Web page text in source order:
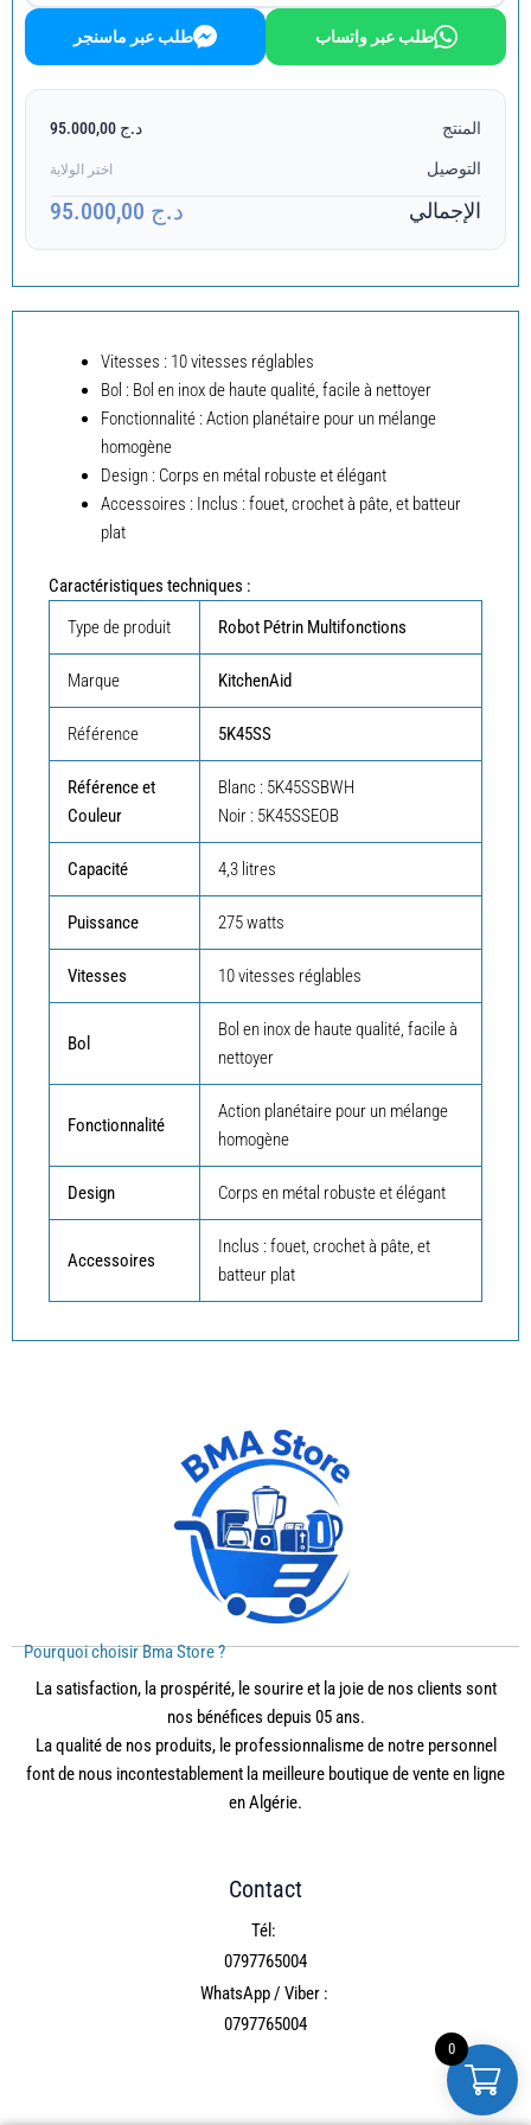
0
طلب عبر واتساب طلب عبر ماسنجر
المنتج د.ج 95.000,00
التوصيل اختر الولاية
الإجمالي د.ج 95.000,00
Vitesses : 10 vitesses réglables
Bol : Bol en inox de haute qualité, facile à nettoyer
Fonctionnalité : Action planétaire pour un mélange
homogène
Design : Corps en métal robuste et élégant
Accessoires : Inclus : fouet, crochet à pâte, et batteur
plat
Caractéristiques techniques :
Type de produit
Robot Pétrin Multifonctions
Marque KitchenAid
Référence 5K45SS
Référence et
Couleur
Blanc : 5K45SSBWH
Noir : 5K45SSEOB
Capacité 4,3 litres
Puissance 275 watts
Vitesses 10 vitesses réglables
Bol
Bol en inox de haute qualité, facile à
nettoyer
Fonctionnalité
Action planétaire pour un mélange
homogène
Design Corps en métal robuste et élégant
Accessoires
Inclus : fouet, crochet à pâte, et
batteur plat
Pourquoi choisir Bma Store ?
La satisfaction, la prospérité, le sourire et la joie de nos clients sont
nos bénéfices depuis 05 ans.
La qualité de nos produits, le professionnalisme de notre personnel
font de nous incontestablement la meilleure boutique de vente en ligne
en Algérie.
Contact
Tél:
0797765004
WhatsApp / Viber :
0797765004